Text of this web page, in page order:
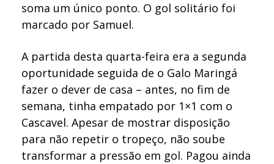
soma um único ponto. O gol solitário foi
marcado por Samuel.
A partida desta quarta-feira era a segunda
oportunidade seguida de o Galo Maringá
fazer o dever de casa – antes, no fim de
semana, tinha empatado por 1×1 com o
Cascavel. Apesar de mostrar disposição
para não repetir o tropeço, não soube
transformar a pressão em gol. Pagou ainda